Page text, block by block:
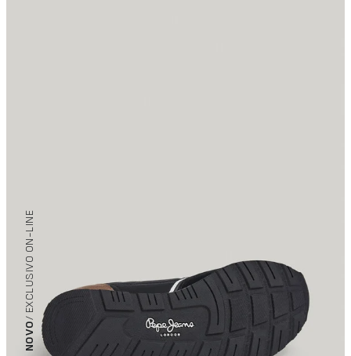
NOVO
/ EXCLUSIVO ON-LINE